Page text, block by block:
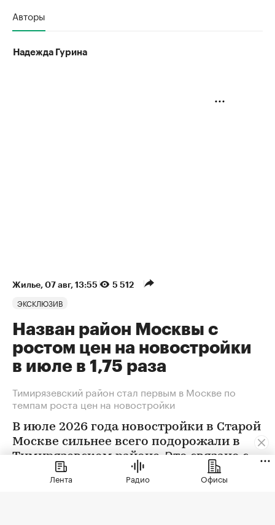
Авторы
Надежда Гурина
Жилье 07 авг, 13:55 5 512
ЭКСКЛЮЗИВ
Назван район Москвы с
ростом цен на новостройки
в июле в 1,75 раза
Тимирязевский район стал первым в Москве по
темпам роста цен на новостройки
В июле 2026 года новостройки в Старой
Москве сильнее всего подорожали в
Тимирязевском районе. Это связано с
появлением в экспозиции нового
проекта бизнес-класса
Лента Радио Офисы